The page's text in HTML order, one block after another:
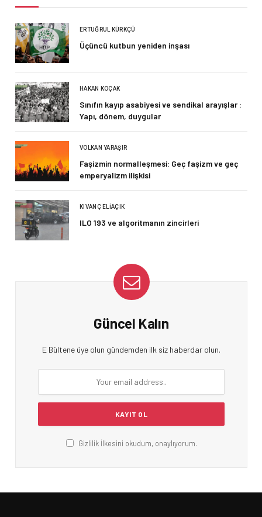
ERTUĞRUL KÜRKÇÜ
Üçüncü kutbun yeniden inşası
HAKAN KOÇAK
Sınıfın kayıp asabiyesi ve sendikal arayışlar :
Yapı, dönem, duygular
VOLKAN YARAŞIR
Faşizmin normalleşmesi: Geç faşizm ve geç
emperyalizm ilişkisi
KIVANÇ ELIAÇIK
ILO 193 ve algoritmanın zincirleri
Güncel Kalın
E Bültene üye olun gündemden ilk siz haberdar olun.
Gizlilik İlkesini okudum, onaylıyorum.